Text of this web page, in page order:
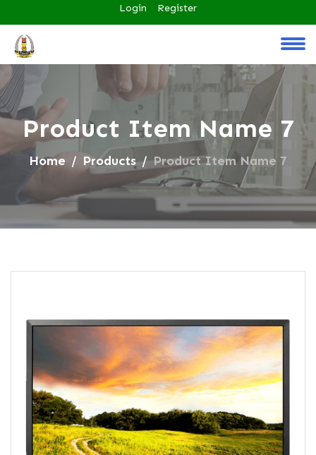
Login Register
Product Item Name 7
Home Products Product Item Name 7